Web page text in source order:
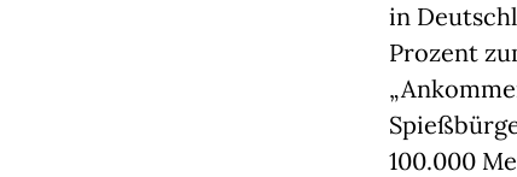
in
Prozent
100.000